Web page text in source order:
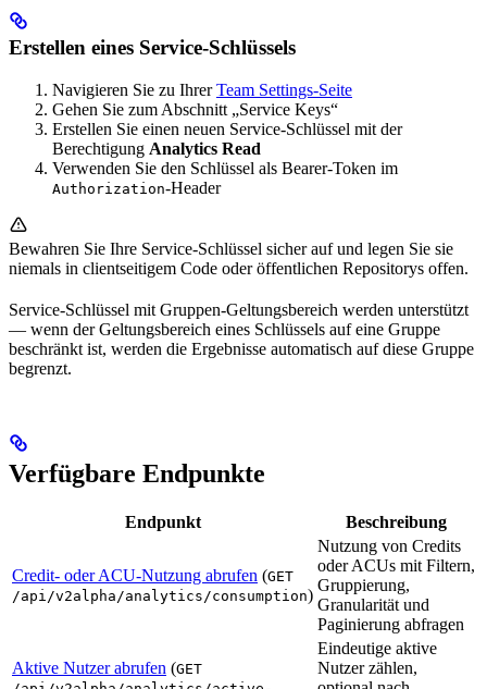
Erstellen eines Service-Schlüssels
Navigieren Sie zu IhrerTeam Settings-Seite
Gehen Sie zum Abschnitt „Service Keys“
Erstellen Sie einen neuen Service-Schlüssel mit der
Berechtigung Analytics Read
Verwenden Sie den Schlüssel als Bearer-Token im
Authorization-Header
Bewahren Sie Ihre Service-Schlüssel sicher auf und legen Sie sie
niemals in clientseitigem Code oder öffentlichen Repositorys offen.
Service-Schlüssel mit Gruppen-Geltungsbereich werden unterstützt
— wenn der Geltungsbereich eines Schlüssels auf eine Gruppe
beschränkt ist, werden die Ergebnisse automatisch auf diese Gruppe
begrenzt.
Verfügbare Endpunkte
Endpunkt Beschreibung
Credit- oder ACU-Nutzung abrufen (GET
/api/v2alpha/analytics/consumption)
Nutzung von Credits
oder ACUs mit Filtern,
Gruppierung,
Granularität und
Paginierung abfragen
Aktive Nutzer abrufen (GET
Eindeutige aktive
Nutzer zählen,